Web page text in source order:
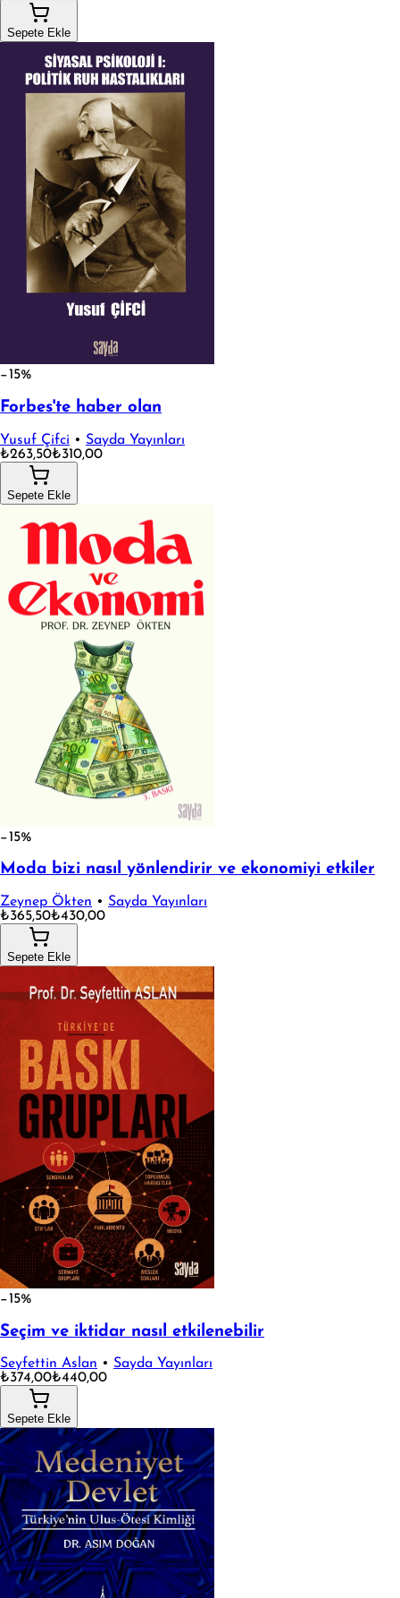
Sepete Ekle
−15%
Forbes'te haber olan
Yusuf Çifci • Sayda Yayınları
₺263,50₺310,00
Sepete Ekle
−15%
Moda bizi nasıl yönlendirir ve ekonomiyi etkiler
Zeynep Ökten • Sayda Yayınları
₺365,50₺430,00
Sepete Ekle
−15%
Seçim ve iktidar nasıl etkilenebilir
Seyfettin Aslan • Sayda Yayınları
₺374,00₺440,00
Sepete Ekle